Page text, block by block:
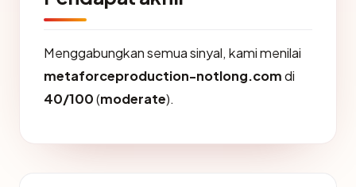
Menggabungkan semua sinyal, kami menilai
metaforceproduction-notlong.comdi
40/100(moderate).